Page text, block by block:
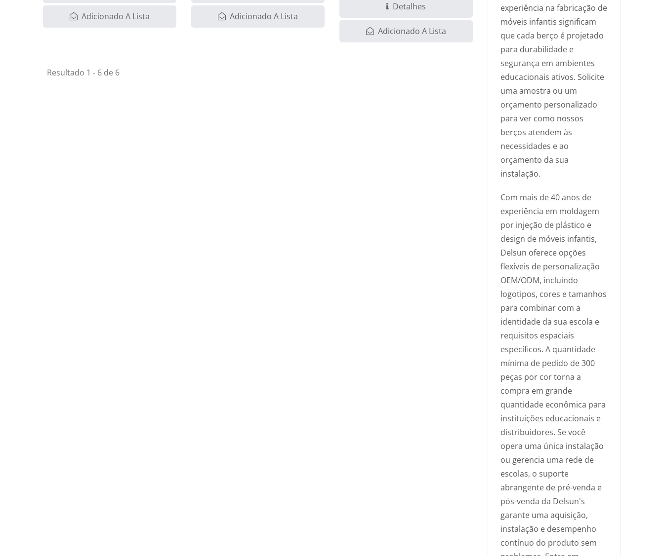
Adicionado A Lista Adicionado A Lista
Detalhes
Adicionado A Lista
Resultado 1 - 6 de 6
experiência na fabricação de
móveis infantis significam
que cada berço é projetado
para durabilidade e
segurança em ambientes
educacionais ativos. Solicite
uma amostra ou um
orçamento personalizado
para ver como nossos
berços atendem às
necessidades e ao
orçamento da sua
instalação.
Com mais de 40 anos de
experiência em moldagem
por injeção de plástico e
design de móveis infantis,
Delsun oferece opções
flexíveis de personalização
OEM/ODM, incluindo
logotipos, cores e tamanhos
para combinar com a
identidade da sua escola e
requisitos espaciais
específicos. A quantidade
mínima de pedido de 300
peças por cor torna a
compra em grande
quantidade econômica para
instituições educacionais e
distribuidores. Se você
opera uma única instalação
ou gerencia uma rede de
escolas, o suporte
abrangente de pré-venda e
pós-venda da Delsun's
garante uma aquisição,
instalação e desempenho
contínuo do produto sem